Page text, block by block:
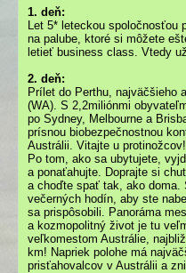
1. deň:
Let 5* leteckou spoločnosťou
na palube, ktoré si môžete
letieť business class. Vtedy
2. deň:
Prílet do Perthu, najväčšieho
(WA). S 2,2miliónmi
po Sydney, Melbourne a
prísnou biobezpečnostnou
Austrálii. Vitajte u protinožcov!
Po tom, ako sa ubytujete,
a ponaťahujte. Doprajte si
a choďte spať tak, ako
večerných hodín, aby ste
sa prispôsobili. Panoráma
a kozmopolitný život je tu
veľkomestom Austrálie,
km! Napriek polohe má
prisťahovalcov v Austrálii a